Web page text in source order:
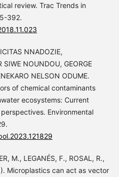
review. Trac Trends in
392.
NNADOZIE,
SIWE NOUNDOU, GEORGE
NELSON ODUME.
of chemical contaminants
ecosystems: Current
Environmental
M., LEGANÉS, F., ROSAL, R.,
Microplastics can act as vector